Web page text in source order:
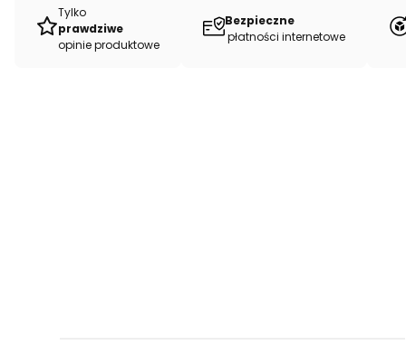
Tylko
prawdziwe
opinie produktowe
Bezpieczne
płatności internetowe